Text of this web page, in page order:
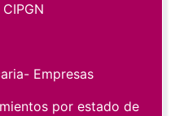
Empresas
por estado de